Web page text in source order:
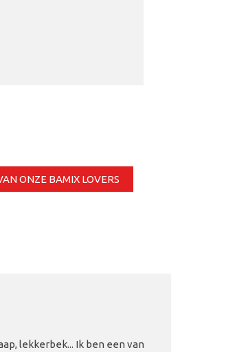
ONZE BAMIX LOVERS
lekkerbek... Ik ben een van